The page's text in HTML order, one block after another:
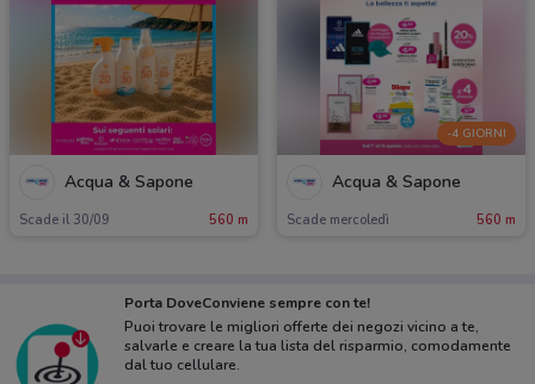
Acqua & Sapone
Scade il 30/09 560 m
-4 GIORNI
Acqua & Sapone
Scade mercoledì 560 m
Porta DoveConviene sempre con te!
Puoi trovare le migliori offerte dei negozi vicino a te,
salvarle e creare la tua lista del risparmio, comodamente
dal tuo cellulare.